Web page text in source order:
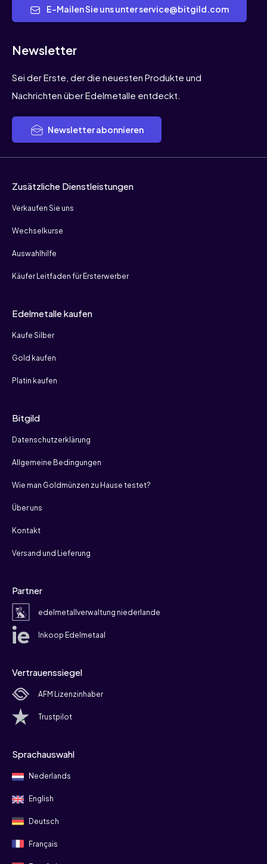
E-Mailen Sie uns unter service@bitgild.com
Newsletter
Sei der Erste, der die neuesten Produkte und
Nachrichten über Edelmetalle entdeckt.
Newsletter abonnieren
Zusätzliche Dienstleistungen
Verkaufen Sie uns
Wechselkurse
Auswahlhilfe
Käufer Leitfaden für Ersterwerber
Edelmetalle kaufen
Kaufe Silber
Gold kaufen
Platin kaufen
Bitgild
Datenschutzerklärung
Allgemeine Bedingungen
Wie man Goldmünzen zu Hause testet?
Über uns
Kontakt
Versand und Lieferung
Partner
edelmetallverwaltung niederlande
Inkoop Edelmetaal
Vertrauenssiegel
AFM Lizenzinhaber
Trustpilot
Sprachauswahl
Nederlands
English
Deutsch
Français